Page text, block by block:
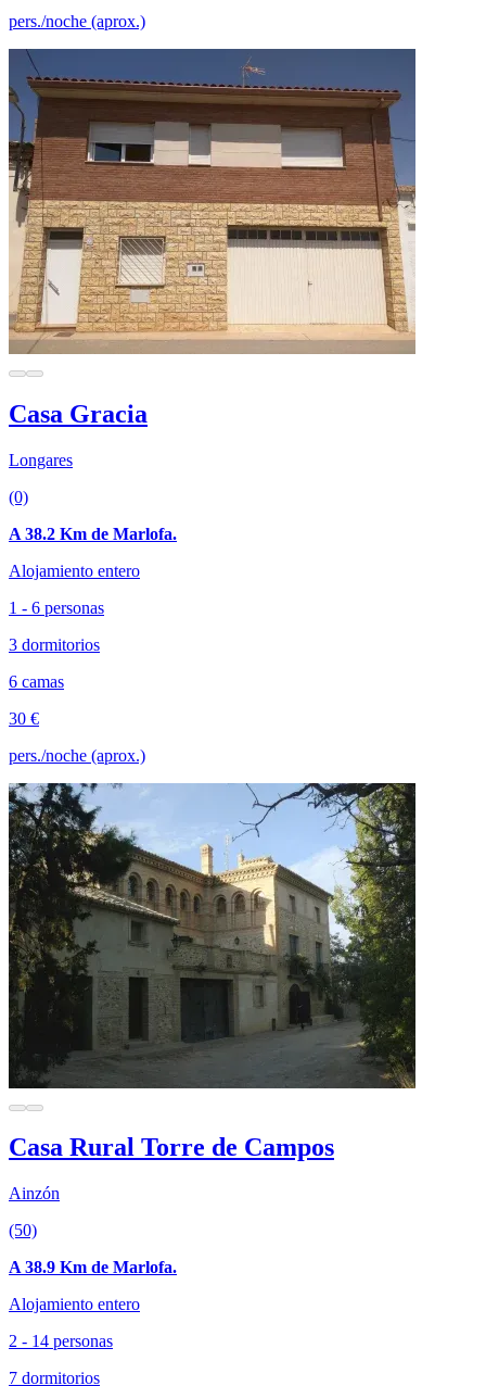
pers./noche (aprox.)
Casa Gracia
Longares
(0)
A 38.2 Km de Marlofa.
Alojamiento entero
1 - 6 personas
3 dormitorios
6 camas
30 €
pers./noche (aprox.)
Casa Rural Torre de Campos
Ainzón
(50)
A 38.9 Km de Marlofa.
Alojamiento entero
2 - 14 personas
7 dormitorios